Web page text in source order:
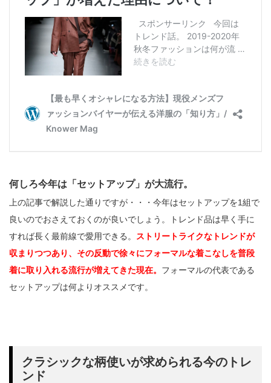
何しろ今年は「セットアップ」が大流行。
上の記事で解説した通りですが・・・今年はセットアップを1組で
良いのでおさえておくのが良いでしょう。トレンド品は早く手に
すれば長く最前線で愛用できる。
ストリートライクなトレンドが
収まりつつあり、その反動で徐々にフォーマルな着こなしを普段
着に取り入れる流行が増えてきた現在。 フォーマルの代表である
セットアップは何よりオススメです。
クラシックな柄使いが求められる今のトレ
ンド